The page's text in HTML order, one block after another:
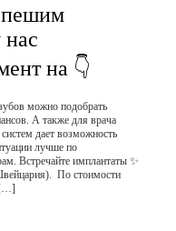
нас
на 👇
можно подобрать
А также для врача
дает возможность
лучше по
Встречайте имплантаты ✨
По стоимости
[…]